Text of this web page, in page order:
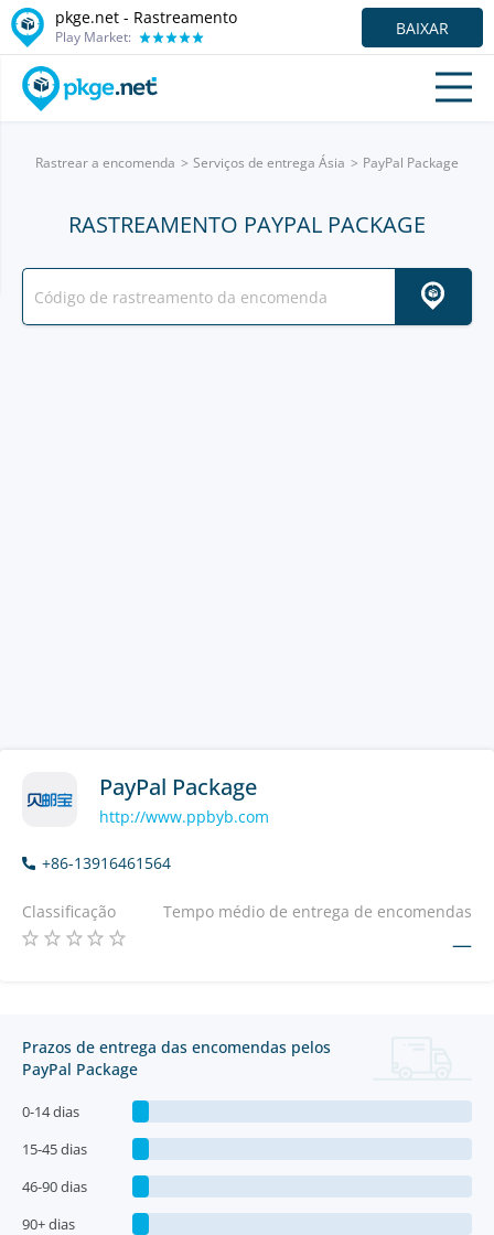
pkge.net - Rastreamento
Play Market: BAIXAR
Rastrear a encomenda Serviços de entrega Ásia PayPal Package
RASTREAMENTO PAYPAL PACKAGE
PayPal Package
http://www.ppbyb.com
+86-13916461564
Classificação Tempo médio de entrega de encomendas
—
Prazos de entrega das encomendas pelos
PayPal Package
0-14 dias
15-45 dias
46-90 dias
90+ dias